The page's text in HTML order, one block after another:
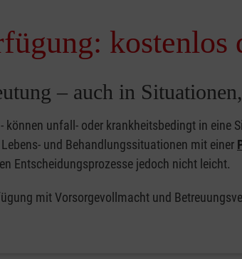
– auch in
können unfall- oder krankheitsbedingt in
und Behandlungssituationen mit einer
Entscheidungsprozesse jedoch nicht leicht.
mit Vorsorgevollmacht und